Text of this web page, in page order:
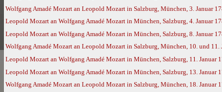
Wolfgang Amadé Mozart an Leopold Mozart in Salzburg, München, 3. Januar
Leopold Mozart an Wolfgang Amadé Mozart in München, Salzburg, 4. Januar
Leopold Mozart an Wolfgang Amadé Mozart in München, Salzburg, 8. Januar
Wolfgang Amadé Mozart an Leopold Mozart in Salzburg, München, 10. und 11.
Leopold Mozart an Wolfgang Amadé Mozart in München, Salzburg, 11. Januar
Leopold Mozart an Wolfgang Amadé Mozart in München, Salzburg, 13. Januar
Wolfgang Amadé Mozart an Leopold Mozart in Salzburg, München, 18. Januar